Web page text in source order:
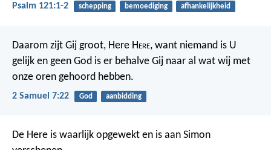
Psalm 121:1-2 schepping bemoediging afhankelijkheid
Daarom zijt Gij groot, Here Here, want niemand is U
gelijk en geen God is er behalve Gij naar al wat wij met
onze oren gehoord hebben.
2 Samuel 7:22 God aanbidding
De Here is waarlijk opgewekt en is aan Simon